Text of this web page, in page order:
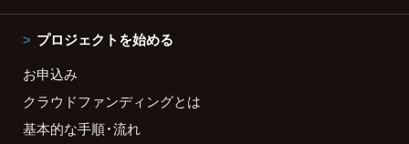
プロジェクトを始める
お申込み
クラウドファンディングとは
基本的な手順・流れ